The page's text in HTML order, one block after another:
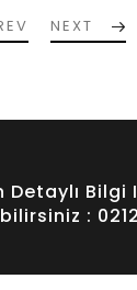
NEXT
Detaylı Bilgi
: